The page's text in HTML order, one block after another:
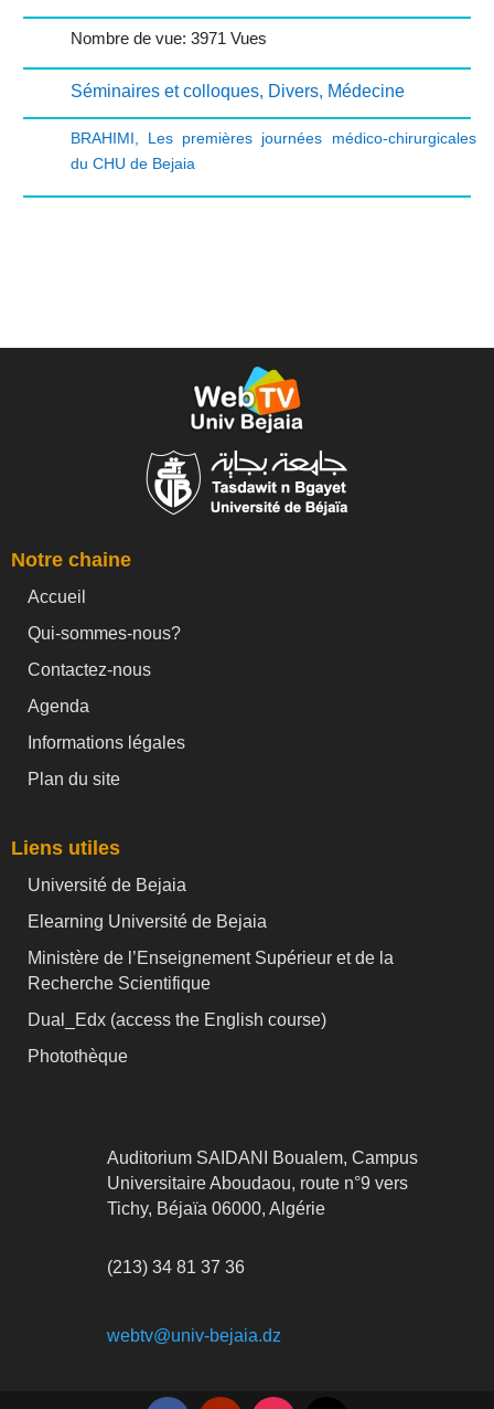
Nombre de vue: 3971 Vues
Séminaires et colloques, Divers, Médecine
BRAHIMI
Les premières journées médico-chirurgicales
du CHU de Bejaia
Notre chaine
Accueil
Qui-sommes-nous?
Contactez-nous
Agenda
Informations légales
Plan du site
Liens utiles
Université de Bejaia
Elearning Université de Bejaia
Ministère de l’Enseignement Supérieur et de la
Recherche Scientifique
Dual_Edx (access the English course)
Photothèque
Auditorium SAIDANI Boualem, Campus
Universitaire Aboudaou, route n°9 vers
Tichy, Béjaïa 06000, Algérie
(213) 34 81 37 36
webtv@univ-bejaia.dz